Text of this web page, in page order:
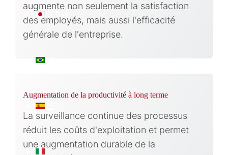
日本語
PT
ES
IT
augmente non seulement la satisfaction
des employés, mais aussi l'efficacité
générale de l'entreprise.
Augmentation de la productivité à long terme
La surveillance continue des processus
réduit les coûts d'exploitation et permet
une augmentation durable de la